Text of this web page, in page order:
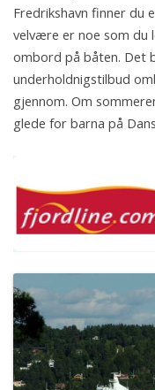
Fredrikshavn finner du
velvære er noe som du
ombord på båten. Det
underholdnigstilbud
gjennom. Om
glede for barna på